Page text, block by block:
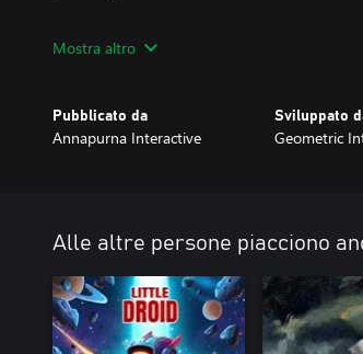
Potenti guardiani proteggono ogni mondo e
Mostra altro
Pubblicato da
Annapurna Interactive
Sviluppato
Geometric
Alle altre persone piacciono